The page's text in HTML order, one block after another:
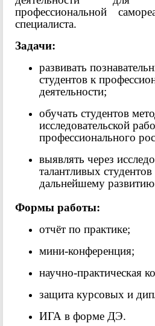
профессиональной
специалиста.
Задачи:
развивать
студентов к
деятельности;
обучать студентов
исследовательской
профессионального
выявлять через
талантливых
дальнейшему
Формы работы:
отчёт по практике;
мини-конференция;
научно-практическая
защита курсовых и
ИГА в форме ДЭ.